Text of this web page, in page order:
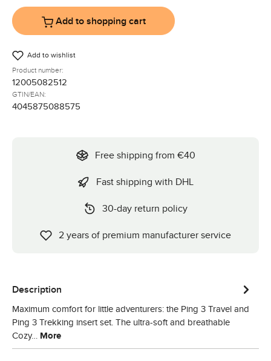
Add to shopping cart
Add to wishlist
Product number:
12005082512
GTIN/EAN:
4045875088575
Free shipping from €40
Fast shipping with DHL
30-day return policy
2 years of premium manufacturer service
Description
Maximum comfort for little adventurers: the Ping 3 Travel and
Ping 3 Trekking insert set. The ultra-soft and breathable
Cozy… More